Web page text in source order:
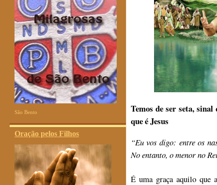
São Bento
Oração pelos Filhos
Temos de ser seta, sinal
que é Jesus
“Eu vos digo: entre os
No entanto, o menor no
É uma graça aquilo que